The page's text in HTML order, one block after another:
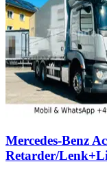
Mercedes-Benz
Retarder/